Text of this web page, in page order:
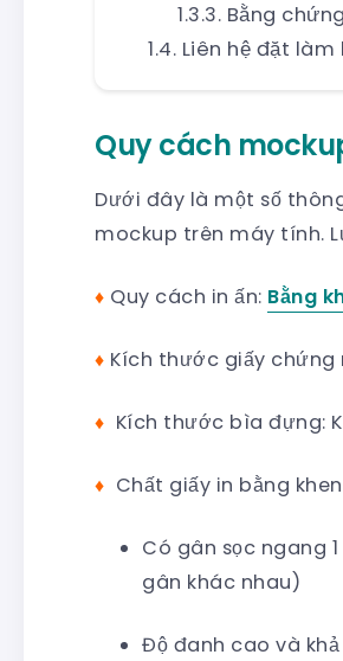
Bằng
Liên hệ đặt làm
Quy cách
Dưới đây là một số
mockup trên máy tính.
♦ Quy cách in ấn: Bằng
♦ Kích thước giấy chứng
♦ Kích thước bìa đựng:
♦ Chất giấy in bằng
Có gân sọc ngang
gân khác nhau)
Độ đanh cao và